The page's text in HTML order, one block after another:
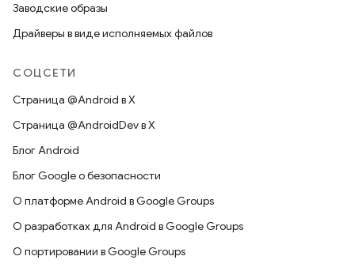
Заводские образы
Драйверы в виде исполняемых файлов
СОЦСЕТИ
Страница @Android в X
Страница @AndroidDev в X
Блог Android
Блог Google о безопасности
О платформе Android в Google Groups
О разработках для Android в Google Groups
О портировании в Google Groups